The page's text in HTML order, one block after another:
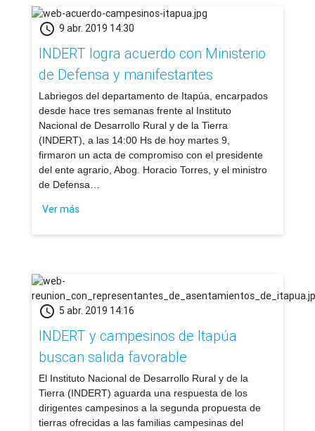
schedule 9 abr. 2019 14:30
INDERT logra acuerdo con Ministerio
de Defensa y manifestantes
Labriegos del departamento de Itapúa, encarpados
desde hace tres semanas frente al Instituto
Nacional de Desarrollo Rural y de la Tierra
(INDERT), a las 14:00 Hs de hoy martes 9,
firmaron un acta de compromiso con el presidente
del ente agrario, Abog. Horacio Torres, y el ministro
de Defensa…
Ver más
schedule 5 abr. 2019 14:16
INDERT y campesinos de Itapúa
buscan salida favorable
​El Instituto Nacional de Desarrollo Rural y de la
Tierra (INDERT) aguarda una respuesta de los
dirigentes campesinos a la segunda propuesta de
tierras ofrecidas a las familias campesinas del